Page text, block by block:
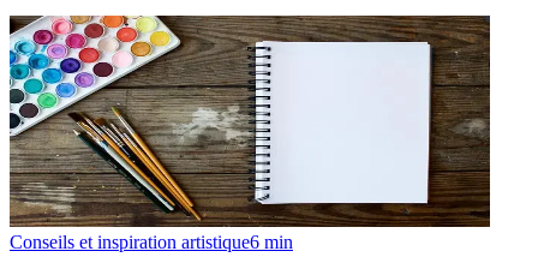
Conseils et inspiration artistique6 min